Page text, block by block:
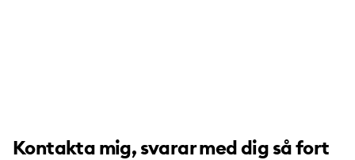
Kontakta mig, svarar med dig så fort